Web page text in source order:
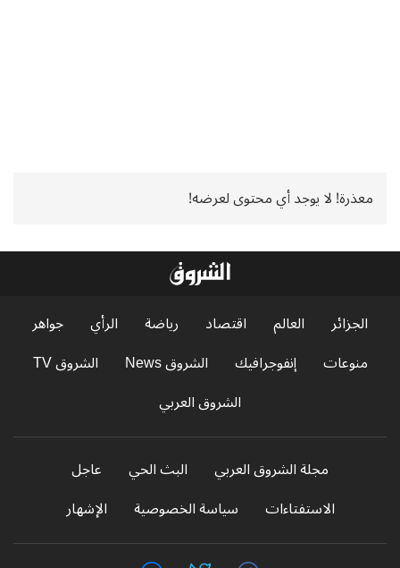
معذرة! لا يوجد أي محتوى لعرضه!
الجزائر العالم اقتصاد رياضة الرأي
جواهر
منوعات
إنفوجرافيك الشروق News
الشروق TV
الشروق العربي
مجلة الشروق العربي البث الحي
عاجل
الاستفتاءات
سياسة الخصوصية الإشهار